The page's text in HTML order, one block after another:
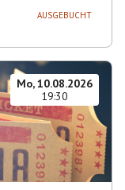
AUSGEBUCHT
Mo, 10.08.2026
19:30